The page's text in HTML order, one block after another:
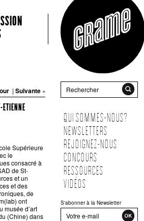
| Suivante »
ETIENNE
Supérieure
le
consacré à
de St-
et un
et des
de
ont
musée d’art
(Chine) dans
QUI SOMMES-NOUS?
NEWSLETTERS
REJOIGNEZ-NOUS
CONCOURS
RESSOURCES
VIDÉOS
S'abonner à la Newsletter